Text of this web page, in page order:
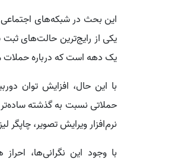
این بحث در شبکه‌های
یکی از رایج‌ترین حالت‌های
یک دهه است که درباره حملات
با این حال، افزایش توان
نرم‌افزار ویرایش تصویر،
با وجود این نگرانی‌ها،